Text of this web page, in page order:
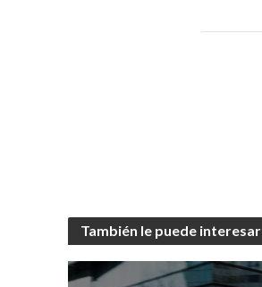
También le puede interesar